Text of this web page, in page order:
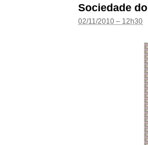
Sociedade
02/11/2010 – 12h30